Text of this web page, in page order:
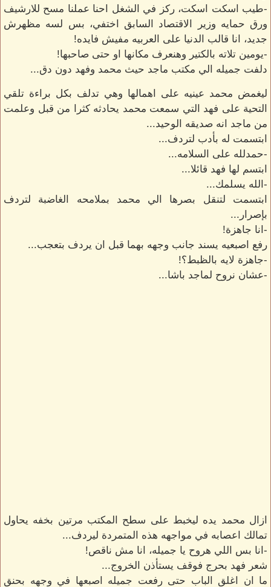
-طيب اسكت اسكت، ركز في الشغل احنا عملنا مسح للارشيف
ورق حمايه وزير الاقتصاد السابق اختفي، بس لسه مظهرش
جديد، انا قالب الدنيا على العربيه مفيش فايده!
-يومين تلاته بالكتير وهنعرف مكانها او حتى صاحبها!
دلفت جميله الي مكتب ماجد حيث محمد وفهد دون دق...
ليغمض محمد عينيه على اهمالها وهي تدلف بكل براءة تلقي
التحية على فهد التي سمعت محمد يحادثه كثرا من قبل وعلمت
من ماجد انه صديقه الوحيد...
ابتسمت له بأدب لتردف...
-حمدلله على السلامه...
ابتسم لها فهد قائلا...
-الله يسلمك...
ابتسمت لتنقل بصرها الي محمد بملامحه الغاضبة لتردف
بإصرار...
-انا جاهزة!
رفع اصبعيه يسند جانب وجهه بهما قبل ان يردف بتعجب...
-جاهزة لايه بالظبط؟!
-عشان نروح لماجد باشا...
ازال محمد يده ليخبط على سطح المكتب مرتين بخفه يحاول
تمالك اعصابه في مواجهه هذه المتمردة ليردف...
-انا بس اللي هروح يا جميله، انا مش ناقص!
شعر فهد بحرج فوقف يستأذن الخروج...
ما ان اغلق الباب حتى رفعت جميله اصبعها في وجهه بحنق